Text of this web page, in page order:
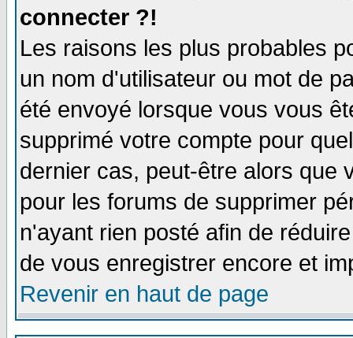
connecter ?!
Les raisons les plus probables
un nom d'utilisateur ou mot de
été envoyé lorsque vous vous
supprimé votre compte pour
dernier cas, peut-être alors que
pour les forums de supprimer
n'ayant rien posté afin de
de vous enregistrer encore et
Revenir en haut de page